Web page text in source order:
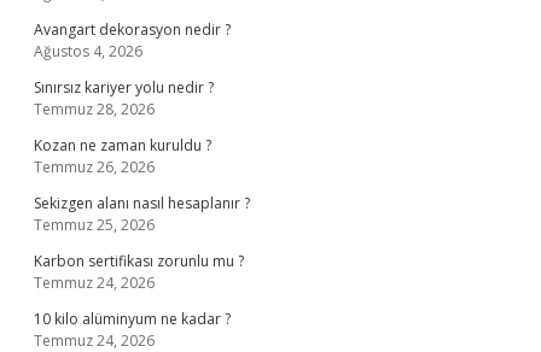
Avangart dekorasyon nedir ?
Ağustos 4, 2026
Sınırsız kariyer yolu nedir ?
Temmuz 28, 2026
Kozan ne zaman kuruldu ?
Temmuz 26, 2026
Sekizgen alanı nasıl hesaplanır ?
Temmuz 25, 2026
Karbon sertifikası zorunlu mu ?
Temmuz 24, 2026
10 kilo alüminyum ne kadar ?
Temmuz 24, 2026